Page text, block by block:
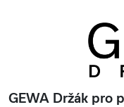
GEWA Držák pro